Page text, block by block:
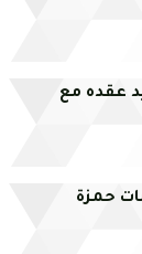
عقده مع
حمزة